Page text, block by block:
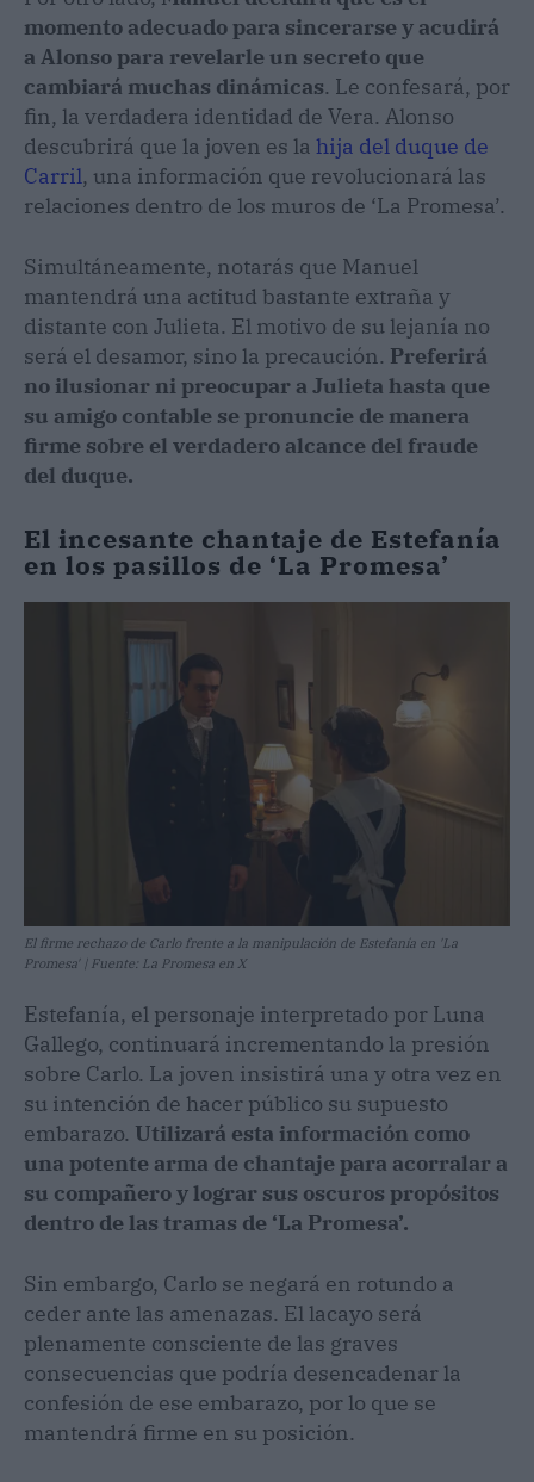
momento adecuado para sincerarse y acudirá
a Alonso para revelarle un secreto que
cambiará muchas dinámicas. Le confesará, por
fin, la verdadera identidad de Vera. Alonso
descubrirá que la joven es la hija del duque de
Carril, una información que revolucionará las
relaciones dentro de los muros de ‘La Promesa’.
Simultáneamente, notarás que Manuel
mantendrá una actitud bastante extraña y
distante con Julieta. El motivo de su lejanía no
será el desamor, sino la precaución. Preferirá
no ilusionar ni preocupar a Julieta hasta que
su amigo contable se pronuncie de manera
firme sobre el verdadero alcance del fraude
del duque.
El incesante chantaje de Estefanía
en los pasillos de ‘La Promesa’
El firme rechazo de Carlo frente a la manipulación de Estefanía en 'La
Promesa' | Fuente: La Promesa en X
Estefanía, el personaje interpretado por Luna
Gallego, continuará incrementando la presión
sobre Carlo. La joven insistirá una y otra vez en
su intención de hacer público su supuesto
embarazo. Utilizará esta información como
una potente arma de chantaje para acorralar a
su compañero y lograr sus oscuros propósitos
dentro de las tramas de ‘La Promesa’.
Sin embargo, Carlo se negará en rotundo a
ceder ante las amenazas. El lacayo será
plenamente consciente de las graves
consecuencias que podría desencadenar la
confesión de ese embarazo, por lo que se
mantendrá firme en su posición.